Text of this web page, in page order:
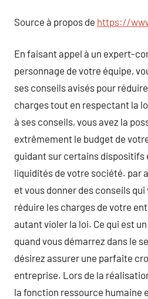
Source à propos de https://
En faisant appel à un expert-
personnage de votre équipe,
ses conseils avisés pour
charges tout en respectant la
à ses conseils, vous avez la
extrêmement le budget de
guidant sur certains dispositifs
liquidités de votre société. par
et vous donner des conseils
réduire les charges de votre
autant violer la loi. Ce qui est
quand vous démarrez dans le
désirez assurer une parfaite
entreprise. Lors de la
la fonction ressource humaine